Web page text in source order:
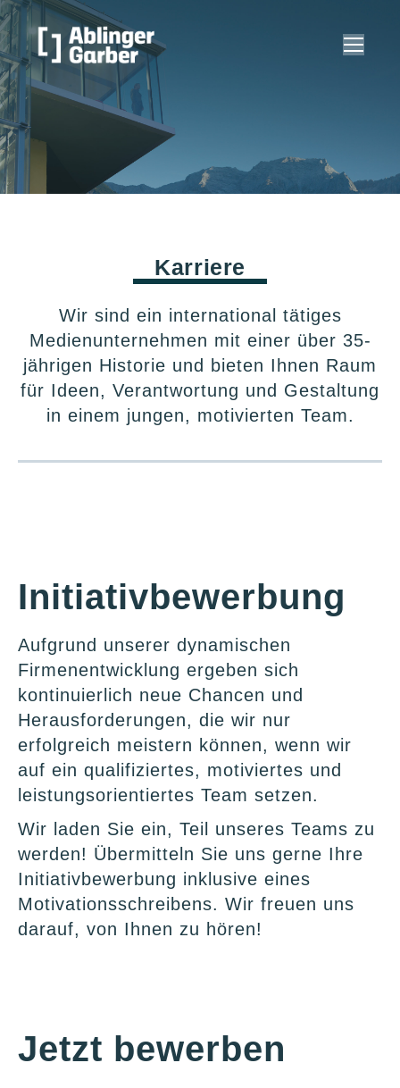
Karriere
Wir sind ein international tätiges
Medienunternehmen mit einer über 35-
jährigen Historie und bieten Ihnen Raum
für Ideen, Verantwortung und Gestaltung
in einem jungen, motivierten Team.
Initiativbewerbung
Aufgrund unserer dynamischen
Firmenentwicklung ergeben sich
kontinuierlich neue Chancen und
Herausforderungen, die wir nur
erfolgreich meistern können, wenn wir
auf ein qualifiziertes, motiviertes und
leistungsorientiertes Team setzen.
Wir laden Sie ein, Teil unseres Teams zu
werden! Übermitteln Sie uns gerne Ihre
Initiativbewerbung inklusive eines
Motivationsschreibens. Wir freuen uns
darauf, von Ihnen zu hören!
Jetzt bewerben